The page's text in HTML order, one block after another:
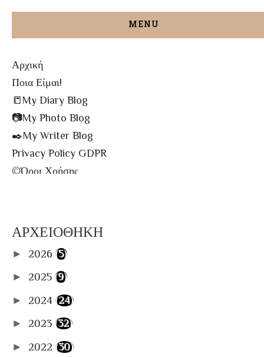
MENU
Αρχική
Ποια Είμαι!
📒My Diary Blog
📷My Photo Blog
✒️My Writer Blog
Privacy Policy GDPR
©️Όροι Χρήσης
🔑Enter My Library
Στήλες
✏️Συγγράφω
📸Photography
📽Cinema
ΑΡΧΕΙΟΘΗΚΗ
► 2026 (5)
► 2025 (9)
► 2024 (24)
► 2023 (32)
► 2022 (30)